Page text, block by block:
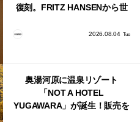
復刻。FRITZ HANSENから世
2026.08.04 Tue
奥湯河原に温泉リゾート
「NOT A HOTEL
YUGAWARA」が誕生！販売を